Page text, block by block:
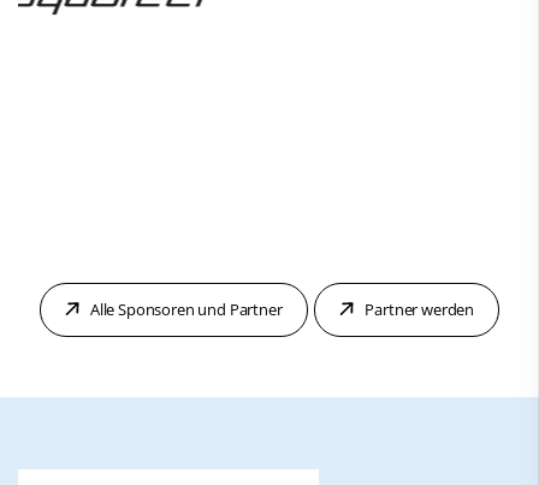
Alle Sponsoren und Partner Partner werden